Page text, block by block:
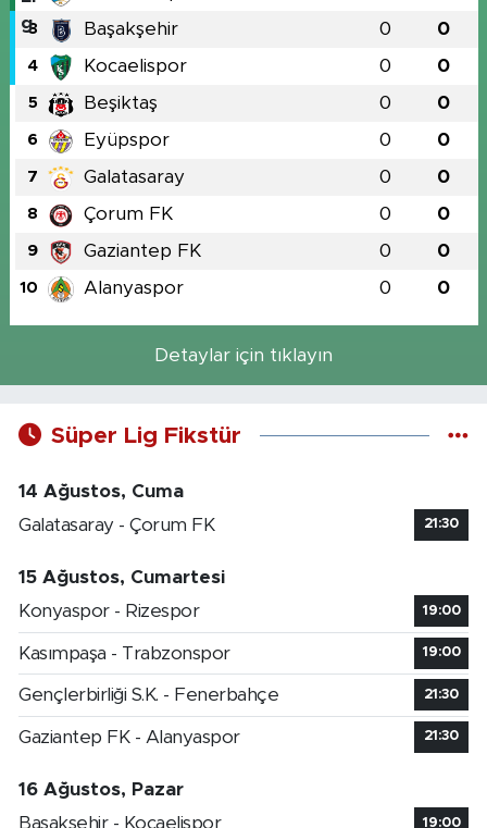
3 Başakşehir 0 0
4 Kocaelispor 0 0
5 Beşiktaş 0 0
6 Eyüpspor 0 0
7 Galatasaray 0 0
8 Çorum FK 0 0
9 Gaziantep FK 0 0
10 Alanyaspor 0 0
Detaylar için tıklayın
Süper Lig Fikstür
14 Ağustos, Cuma
Galatasaray - Çorum FK
21:30
15 Ağustos, Cumartesi
Konyaspor - Rizespor
19:00
Kasımpaşa - Trabzonspor 19:00
Gençlerbirliği S.K. - Fenerbahçe 21:30
Gaziantep FK - Alanyaspor 21:30
16 Ağustos, Pazar
Başakşehir - Kocaelispor
19:00